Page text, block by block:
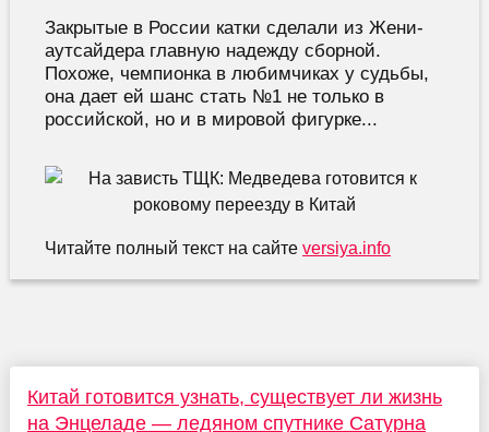
Закрытые в России катки сделали из Жени-
аутсайдера главную надежду сборной.
Похоже, чемпионка в любимчиках у судьбы,
она дает ей шанс стать №1 не только в
российской, но и в мировой фигурке...
Читайте полный текст на сайте versiya.info
Китай готовится узнать, существует ли жизнь
на Энцеладе — ледяном спутнике Сатурна